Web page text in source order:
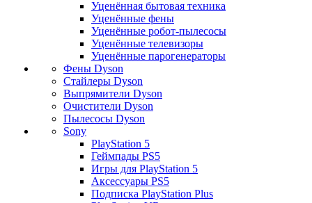
Уценённая бытовая техника
Уценённые фены
Уценённые робот-пылесосы
Уценённые телевизоры
Уценённые парогенераторы
Фены Dyson
Стайлеры Dyson
Выпрямители Dyson
Очистители Dyson
Пылесосы Dyson
Sony
PlayStation 5
Геймпады PS5
Игры для PlayStation 5
Аксессуары PS5
Подписка PlayStation Plus